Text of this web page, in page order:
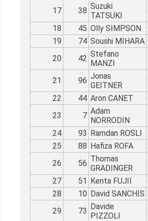
17
38 Suzuki
TATSUKI
18
45 Olly SIMPSON
19
74 Soushi MIHARA
20
42 Stefano
MANZI
21 96 Jonas
GEITNER
22
44 Aron CANET
23
7 Adam
NORRODIN
24
93 Ramdan ROSLI
25
88 Hafiza ROFA
26
56 Thomas
GRADINGER
27
51 Kenta FUJII
28
10 David SANCHIS
29
73 Davide
PIZZOLI